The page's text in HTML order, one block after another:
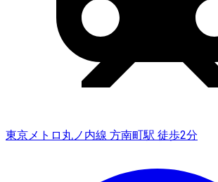
東京メトロ丸ノ内線 方南町駅 徒歩2分